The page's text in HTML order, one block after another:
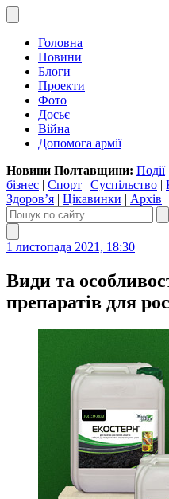
Головна
Новини
Блоги
Проекти
Фото
Досьє
Війна
Допомога армії
Новини Полтавщини: Події|
бізнес | Спорт | Суспільство |
Здоров’я | Цікавинки | Архів
1 листопада 2021, 18:30
Види та
препаратів для